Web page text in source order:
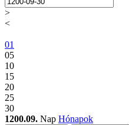
>
<
01
05
10
15
20
25
30
1200.09. Nap Hónapok